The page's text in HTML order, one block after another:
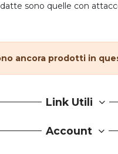
sono quelle con
ancora prodotti in
Link Utili
Account